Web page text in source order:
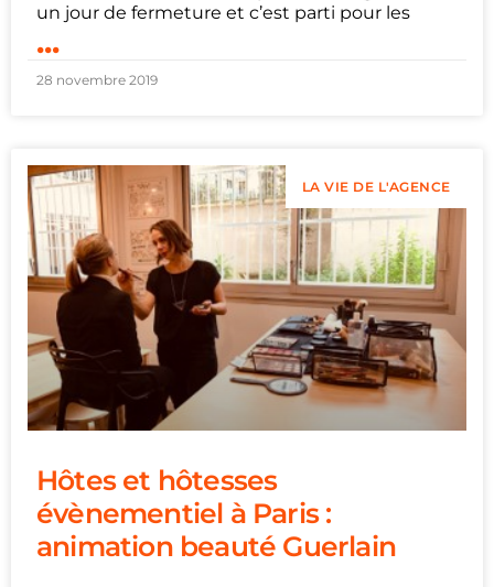
un jour de fermeture et c’est parti pour les
...
28 novembre 2019
LA VIE DE L'AGENCE
Hôtes et hôtesses
évènementiel à Paris :
animation beauté Guerlain